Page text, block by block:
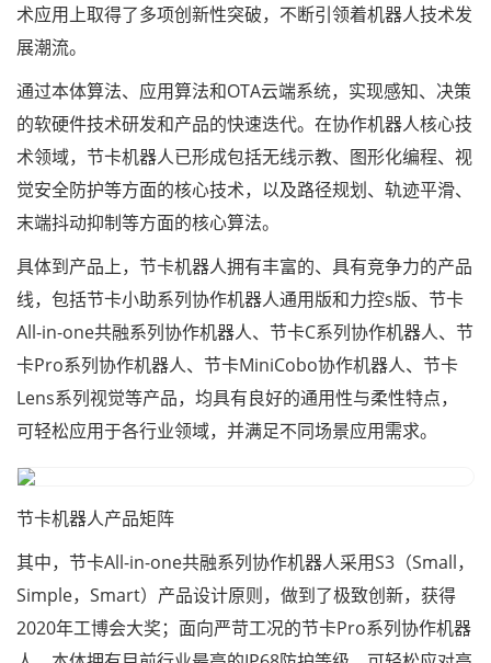
术应用上取得了多项创新性突破，不断引领着机器人技术发
展潮流。
通过本体算法、应用算法和OTA云端系统，实现感知、决策
的软硬件技术研发和产品的快速迭代。在协作机器人核心技
术领域，节卡机器人已形成包括无线示教、图形化编程、视
觉安全防护等方面的核心技术，以及路径规划、轨迹平滑、
末端抖动抑制等方面的核心算法。
具体到产品上，节卡机器人拥有丰富的、具有竞争力的产品
线，包括节卡小助系列协作机器人通用版和力控s版、节卡
All-in-one共融系列协作机器人、节卡C系列协作机器人、节
卡Pro系列协作机器人、节卡MiniCobo协作机器人、节卡
Lens系列视觉等产品，均具有良好的通用性与柔性特点，
可轻松应用于各行业领域，并满足不同场景应用需求。
节卡机器人产品矩阵
其中，节卡All-in-one共融系列协作机器人采用S3（Small，
Simple，Smart）产品设计原则，做到了极致创新，获得
2020年工博会大奖；面向严苛工况的节卡Pro系列协作机器